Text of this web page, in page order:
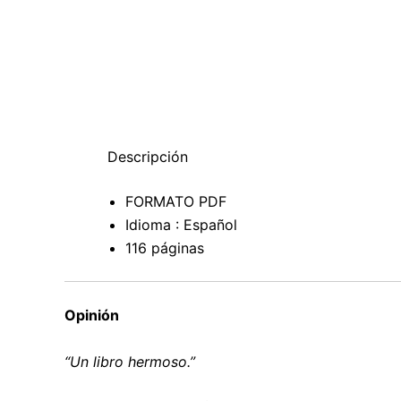
Descripción
FORMATO PDF
Idioma : Español
116 páginas
Opinión
“Un libro hermoso.”